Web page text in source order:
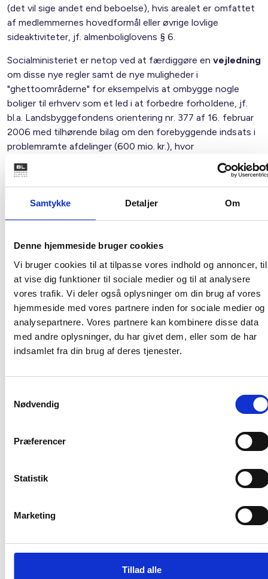
Samtykke Detaljer Om
Denne hjemmeside bruger cookies
Vi bruger cookies til at tilpasse vores indhold og annoncer, til
at vise dig funktioner til sociale medier og til at analysere
vores trafik. Vi deler også oplysninger om din brug af vores
hjemmeside med vores partnere inden for sociale medier og
analysepartnere. Vores partnere kan kombinere disse data
med andre oplysninger, du har givet dem, eller som de har
indsamlet fra din brug af deres tjenester.
Nødvendig
Præferencer
Statistik
Marketing
Tillad alle
(det vil sige andet end beboelse), hvis arealet er omfattet
af medlemmernes hovedformål eller øvrige lovlige
sideaktiviteter, jf. almenboliglovens § 6.
Socialministeriet er netop ved at færdiggøre envejledning
om disse nye regler samt de nye muligheder i
"ghettoområderne" for eksempelvis at ombygge nogle
boliger til erhverv som et led i at forbedre forholdene, jf.
bl.a. Landsbyggefondens orientering nr. 377 af 16. februar
2006 med tilhørende bilag om den forebyggende indsats i
problemramte afdelinger (600 mio. kr.), hvor
ansøgningsfristen er angivet til den 1. juni 2006.
Vi vender tilbage til sagen, når vejledningen foreligger.
Med venlig hilsen
Ændringsbekendtgørelse
Relateret indhold Viden
2027
Ansvar for nødforsyning i plejeboliger ved
BL INFORMERER
kommunale lejemål i almene ældre- og